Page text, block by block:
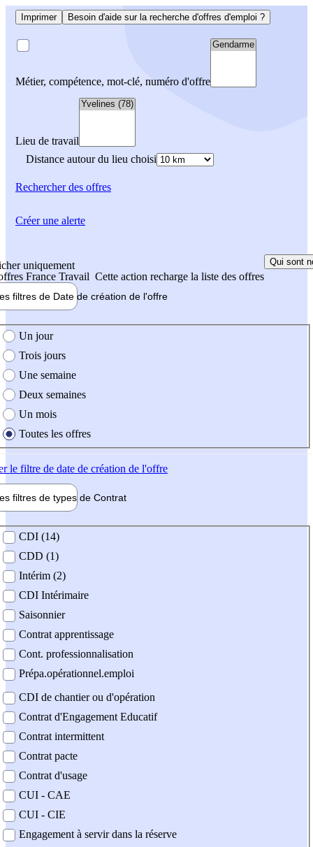
Imprimer Besoin d'aide sur la recherche d'offres d'emploi ?
Métier, compétence, mot-clé, numéro d'offre
Lieu de travail
Distance autour du lieu choisi
Rechercherdes offres
uniquement
France Travail Cette action recharge la liste des offres
Qui sont
filtres de Date de création de l'offre
création de l'offre
Un jour
Trois jours
Une semaine
Deux semaines
Un mois
Toutes les offres
le filtre de date de création de l'offre
filtres de types de Contrat
contrat
CDI (14)
CDD (1)
Intérim (2)
CDI Intérimaire
Saisonnier
Contrat apprentissage
Cont. professionnalisation
Prépa.opérationnel.emploi
CDI de chantier ou d'opération
Contrat d'Engagement Educatif
Contrat intermittent
Contrat pacte
Contrat d'usage
CUI - CAE
CUI - CIE
Engagement à servir dans la réserve
Créer une alerte